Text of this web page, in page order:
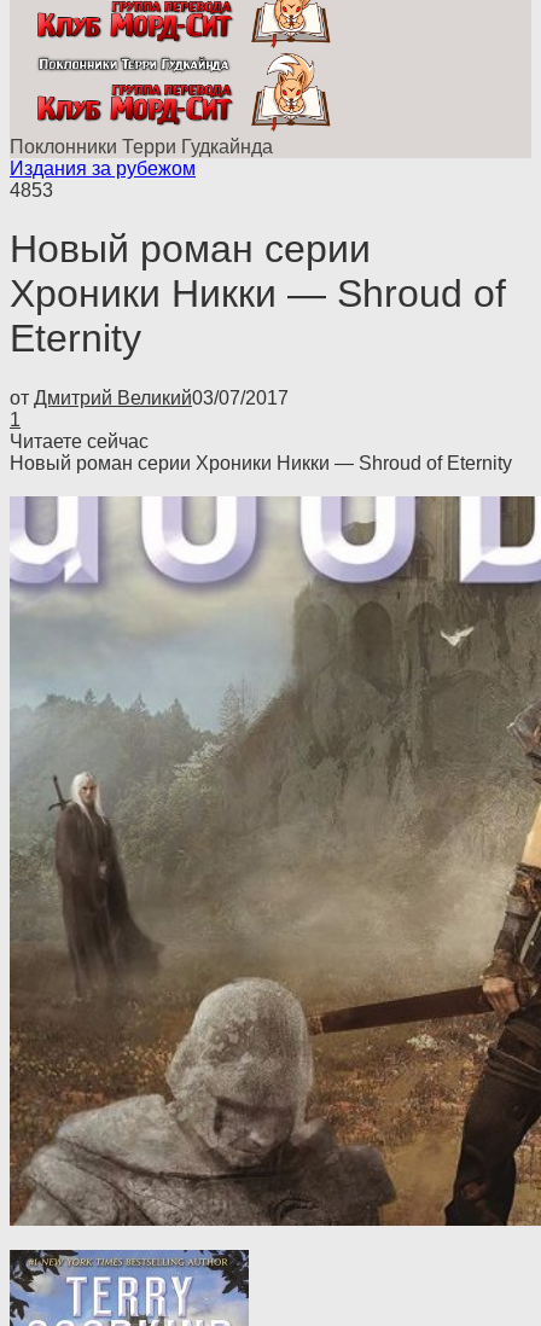
Поклонники Терри Гудкайнда
Издания за рубежом
4853
Новый роман серии
Хроники Никки — Shroud of
Eternity
от Дмитрий Великий03/07/2017
1
Читаете сейчас
Новый роман серии Хроники Никки — Shroud of Eternity